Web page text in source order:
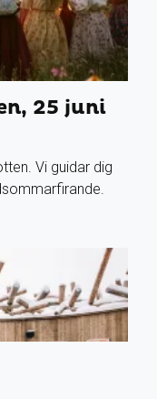
25 juni
Vi guidar dig